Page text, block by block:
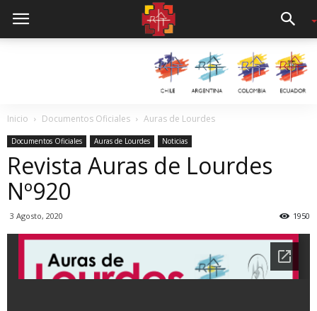
Inicio Documentos Oficiales Auras de Lourdes
Documentos Oficiales Auras de Lourdes Noticias
Revista Auras de Lourdes
Nº920
3 Agosto, 2020 1950